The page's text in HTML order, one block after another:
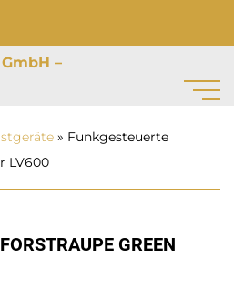
» Funkgesteuerte
LV600
GREEN